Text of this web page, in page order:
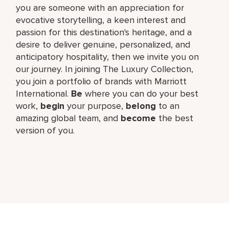
you are someone with an appreciation for
evocative storytelling, a keen interest and
passion for this destination's heritage, and a
desire to deliver genuine, personalized, and
anticipatory hospitality, then we invite you on
our journey. In joining The Luxury Collection,
you join a portfolio of brands with Marriott
International. Be where you can do your best
work, begin your purpose, belong to an
amazing global team, and become the best
version of you.